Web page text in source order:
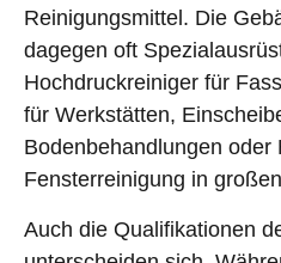
Reinigungsmittel. Die
dagegen oft
Hochdruckreiniger für
für Werkstätten,
Bodenbehandlungen oder
Fensterreinigung in
Auch die Qualifikationen